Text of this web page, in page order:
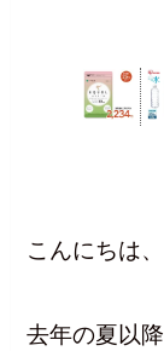
こんにちは
去年の夏以